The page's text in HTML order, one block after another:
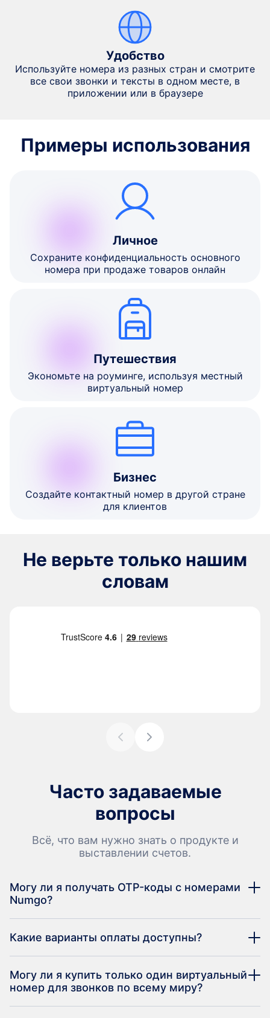
Удобство
Используйте номера из разных стран и смотрите
все свои звонки и тексты в одном месте, в
приложении или в браузере
Примеры использования
Личное
Сохраните конфиденциальность основного
номера при продаже товаров онлайн
Путешествия
Экономьте на роуминге, используя местный
виртуальный номер
Бизнес
Создайте контактный номер в другой стране
для клиентов
Не верьте только нашим
словам
Часто задаваемые
вопросы
Всё, что вам нужно знать о продукте и
выставлении счетов.
Могу ли я получать OTP-коды с номерами
Numgo?
Какие варианты оплаты доступны?
Могу ли я купить только один виртуальный
номер для звонков по всему миру?